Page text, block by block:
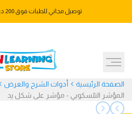
توصيل مجاني للطبات فوق 200 درهم داخل الامارات
الصفحة الرئيسية
أدوات الشرح والعرض
المؤشر التلسكوبي - مؤشر على شكل يد